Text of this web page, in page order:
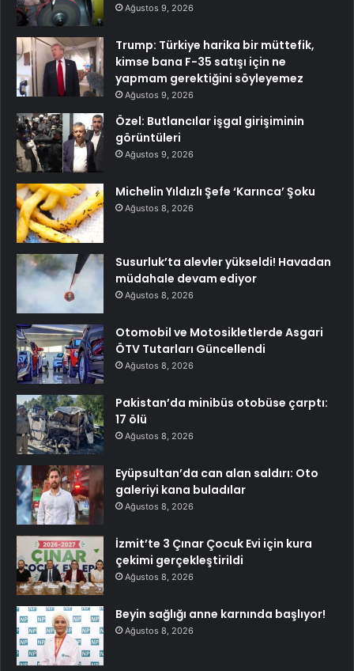
Ağustos 9, 2026
Trump: Türkiye harika bir müttefik,
kimse bana F-35 satışı için ne
yapmam gerektiğini söyleyemez
Ağustos 9, 2026
Özel: Butlancılar işgal girişiminin
görüntüleri
Ağustos 9, 2026
Michelin Yıldızlı Şefe ‘Karınca’ Şoku
Ağustos 8, 2026
Susurluk’ta alevler yükseldi! Havadan
müdahale devam ediyor
Ağustos 8, 2026
Otomobil ve Motosikletlerde Asgari
ÖTV Tutarları Güncellendi
Ağustos 8, 2026
Pakistan’da minibüs otobüse çarptı:
17 ölü
Ağustos 8, 2026
Eyüpsultan’da can alan saldırı: Oto
galeriyi kana buladılar
Ağustos 8, 2026
İzmit’te 3 Çınar Çocuk Evi için kura
çekimi gerçekleştirildi
Ağustos 8, 2026
Beyin sağlığı anne karnında başlıyor!
Ağustos 8, 2026